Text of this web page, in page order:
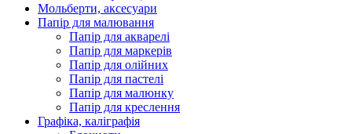
Мольберти, аксесуари
Папір для малювання
Папір для акварелі
Папір для маркерів
Папір для олійних
Папір для пастелі
Папір для малюнку
Папір для креслення
Графіка, каліграфія